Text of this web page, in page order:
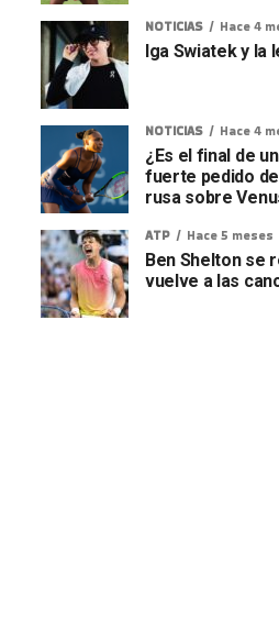
NOTICIAS Hace 4
Iga Swiatek y la
NOTICIAS Hace 4
¿Es el final de
fuerte pedido
rusa sobre
ATP Hace 5 meses
Ben Shelton se
vuelve a las